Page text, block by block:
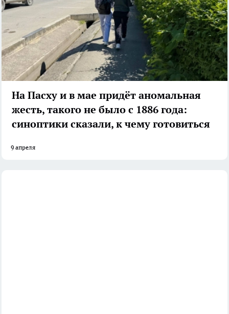
На Пасху и в мае придёт аномальная
жесть, такого не было с 1886 года:
синоптики сказали, к чему готовиться
9 апреля